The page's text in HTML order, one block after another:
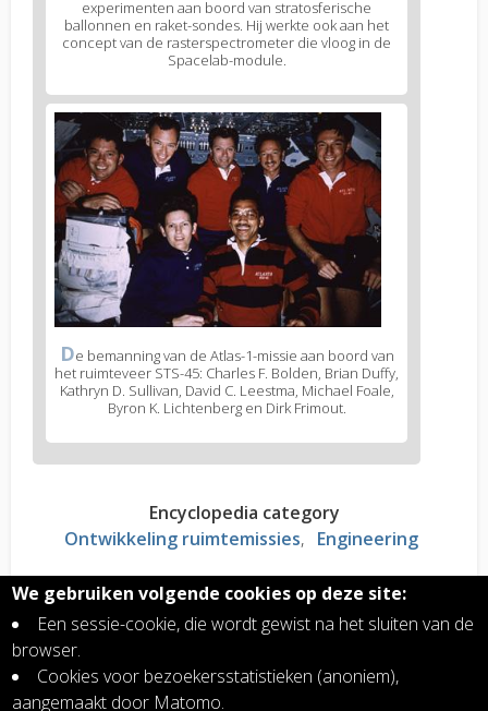
experimenten aan boord van stratosferische
ballonnen en raket-sondes. Hij werkte ook aan het
concept van de rasterspectrometer die vloog in de
Spacelab-module.
De bemanning van de Atlas-1-missie aan boord van
het ruimteveer STS-45: Charles F. Bolden, Brian Duffy,
Kathryn D. Sullivan, David C. Leestma, Michael Foale,
Byron K. Lichtenberg en Dirk Frimout.
Encyclopedia category
Ontwikkeling ruimtemissies
Engineering
Read more?
Atlas-1, atmosfeerlabo aan boord van ruimteveer
Atlantis
Instrumenten voor atmosfeermetingen, de
We gebruiken volgende cookies op deze site:
Een sessie-cookie, die wordt gewist na het sluiten van de
browser.
Cookies voor bezoekersstatistieken (anoniem),
aangemaakt door Matomo.